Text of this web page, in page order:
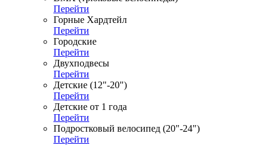
Перейти
Горные Хардтейл
Перейти
Городские
Перейти
Двухподвесы
Перейти
Детские (12"-20")
Перейти
Детские от 1 года
Перейти
Подростковый велосипед (20"-24")
Перейти